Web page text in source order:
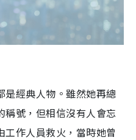
是經典人物。雖然她再總
稱號，但相信沒有人會忘
作人員救火，當時她曾